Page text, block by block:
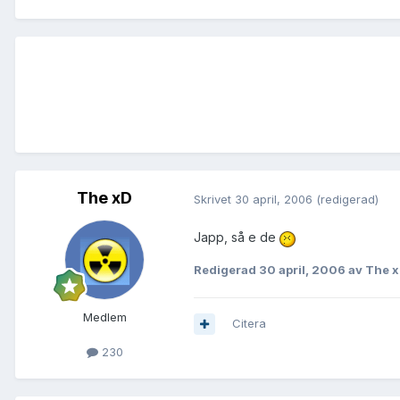
The xD
Medlem
230
Skrivet 30 april, 2006 (redigerad)
Japp, så e de
Redigerad 30 april, 2006 av The
Citera